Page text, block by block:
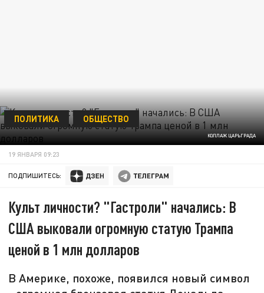
КОЛЛАЖ ЦАРЬГРАДА
ПОЛИТИКА ОБЩЕСТВО
19 ЯНВАРЯ 09:23
ПОДПИШИТЕСЬ:
Культ личности? "Гастроли" начались: В
США выковали огромную статую Трампа
ценой в 1 млн долларов
В Америке, похоже, появился новый символ